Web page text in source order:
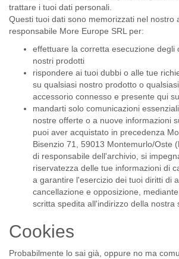
trattare i tuoi dati personali.
Questi tuoi dati sono memorizzati nel nostro
responsabile More Europe SRL per:
effettuare la corretta esecuzione degli
nostri prodotti
rispondere ai tuoi dubbi o alle tue
su qualsiasi nostro prodotto o
accessorio connesso e presente qui
mandarti solo comunicazioni
nostre offerte o a nuove informazioni
puoi aver acquistato in precedenza
Bisenzio 71, 59013 Montemurlo/Oste
di responsabile dell'archivio, si
riservatezza delle tue informazioni di
a garantire l'esercizio dei tuoi diritti di
cancellazione e opposizione,
scritta spedita all'indirizzo della nostra
Cookies
Probabilmente lo sai già, oppure no ma